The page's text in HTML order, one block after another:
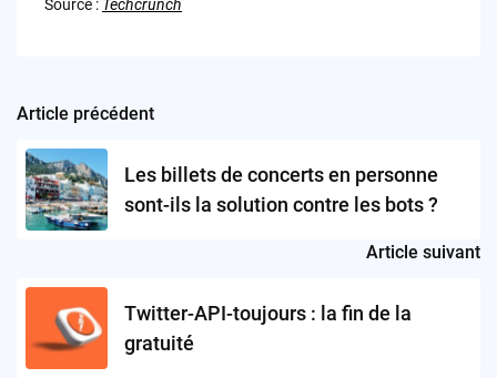
Source : Techcrunch
Post
navigation
Article précédent
Les billets de concerts en personne
sont-ils la solution contre les bots ?
Article suivant
Twitter-API-toujours : la fin de la
gratuité